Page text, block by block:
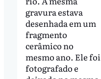
gravura estava
desenhada em um
fragmento
cerâmico no
mesmo ano. Ele foi
fotografado e